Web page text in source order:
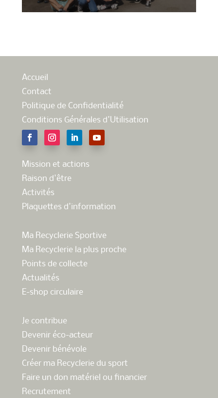
Accueil
Contact
Politique de Confidentialité
Conditions Générales d'Utilisation
Mission et actions
Raison d'être
Activités
Plaquettes d'information
Ma Recyclerie Sportive
Ma Recyclerie la plus proche
Points de collecte
Actualités
E-shop circulaire
Je contribue
Devenir éco-acteur
Devenir bénévole
Créer ma Recyclerie du sport
Faire un don matériel ou financier
Recrutement